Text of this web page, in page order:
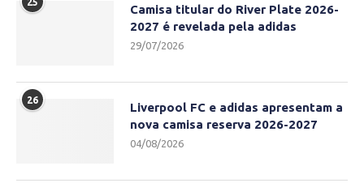
Camisa titular do River Plate 2026-
2027 é revelada pela adidas
29/07/2026
26
Liverpool FC e adidas apresentam a
nova camisa reserva 2026-2027
04/08/2026